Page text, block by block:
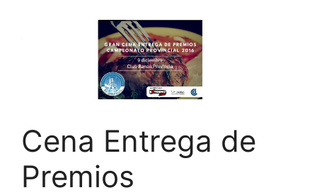
Cena Entrega de
Premios